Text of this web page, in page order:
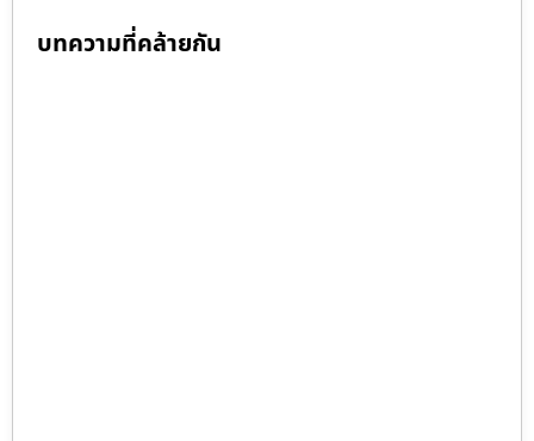
บทความที่คล้ายกัน